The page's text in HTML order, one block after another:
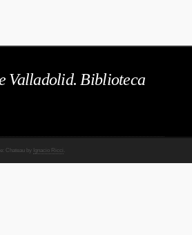
Valladolid. Biblioteca
Chateau by Ignacio Ricci